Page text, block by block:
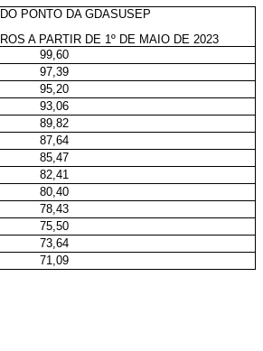
PONTO DA GDASUSEP
A PARTIR DE 1º DE MAIO DE 2023
99,60
97,39
95,20
93,06
89,82
87,64
85,47
82,41
80,40
78,43
75,50
73,64
71,09